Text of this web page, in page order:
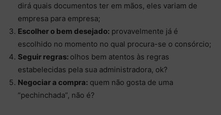
dirá quais documentos ter em mãos, eles variam de
empresa para empresa;
Escolher o bem desejado: provavelmente já é
escolhido no momento no qual procura-se o consórcio;
Seguir regras: olhos bem atentos às regras
estabelecidas pela sua administradora, ok?
Negociar a compra: quem não gosta de uma
“pechinchada”, não é?